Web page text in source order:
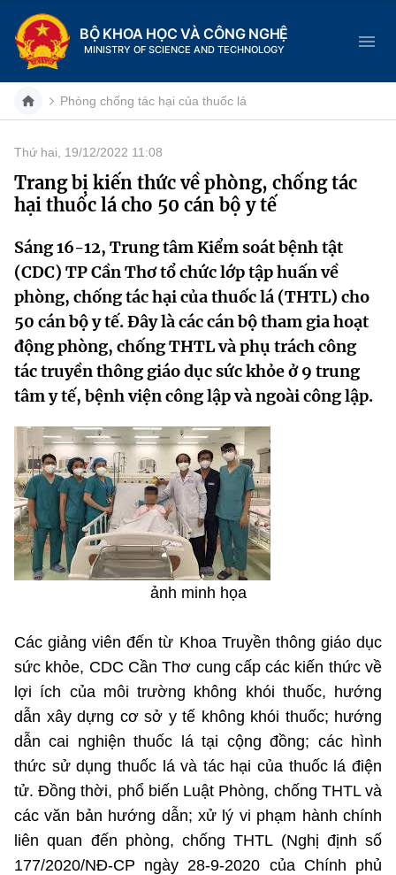
BỘ KHOA HỌC VÀ CÔNG NGHỆ
MINISTRY OF SCIENCE AND TECHNOLOGY
Danh mục
Trang chủ
Giới thiệu
Chức năng nhiệm vụ
Cơ cấu tổ chức
Lịch sử phát triển
Tin tức sự kiện
Khoa học và Công nghệ
Đổi mới sáng tạo
Bưu chính, Viễn thông
Sở hữu trí tuệ
Tiêu chuẩn, đo lường, chất lượng
Năng lượng nguyên tử
Tin tổng hợp
Tin địa phương
Dịch vụ công
Hệ thống văn bản
Văn bản chỉ đạo điều hành
Lấy ý kiến người dân về dự thảo VBQPPL
THỐNG KÊ
Khoa học và Công nghệ
Đổi mới sáng tạo
Chuyển đổi số
Sở hữu trí tuệ
Tiêu chuẩn, đo lường, chất lượng
Năng lượng nguyên tử
Multimedia
THƯ ĐIỆN TỬ
Khác
Infographic
Ảnh
Voice
Nhiệm vụ trọng tâm
Chọn ngôn ngữ
Vietnamese English
Phòng chống tác hại của thuốc lá
Thứ hai, 19/12/2022 11:08
Trang bị kiến thức về phòng, chống tác
hại thuốc lá cho 50 cán bộ y tế
Sáng 16-12, Trung tâm Kiểm soát bệnh tật
(CDC) TP Cần Thơ tổ chức lớp tập huấn về
phòng, chống tác hại của thuốc lá (THTL) cho
50 cán bộ y tế. Ðây là các cán bộ tham gia hoạt
động phòng, chống THTL và phụ trách công
tác truyền thông giáo dục sức khỏe ở 9 trung
tâm y tế, bệnh viện công lập và ngoài công lập.
ảnh minh họa
Các giảng viên đến từ Khoa Truyền thông giáo dục
sức khỏe, CDC Cần Thơ cung cấp các kiến thức về
lợi ích của môi trường không khói thuốc, hướng
dẫn xây dựng cơ sở y tế không khói thuốc; hướng
dẫn cai nghiện thuốc lá tại cộng đồng; các hình
thức sử dụng thuốc lá và tác hại của thuốc lá điện
tử. Ðồng thời, phổ biến Luật Phòng, chống THTL và
các văn bản hướng dẫn; xử lý vi phạm hành chính
liên quan đến phòng, chống THTL (Nghị định số
177/2020/NÐ-CP ngày 28-9-2020 của Chính phủ